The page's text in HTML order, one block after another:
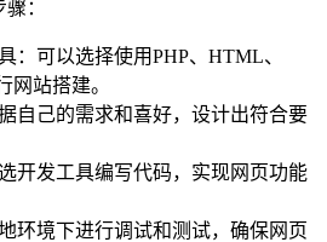
：
：可以选择使用PHP、HTML、
网站搭建。
自己的需求和喜好，设计出符合要
开发工具编写代码，实现网页功能
环境下进行调试和测试，确保网页